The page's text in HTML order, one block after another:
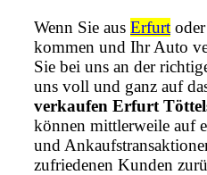
Wenn Sie aus Erfurt
kommen und Ihr Auto
Sie bei uns an der
uns voll und ganz auf
verkaufen Erfurt
können mittlerweile auf
und
zufriedenen Kunden